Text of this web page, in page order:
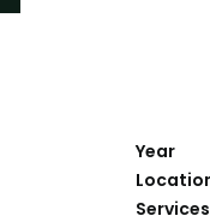
Year
Services